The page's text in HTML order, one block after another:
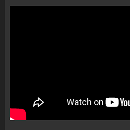
1
tentuan t’i
AUGUST 8, 2026